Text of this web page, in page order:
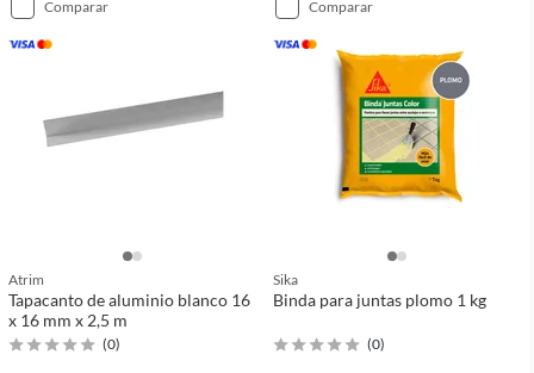
comparar
Atrim
Tapacanto de aluminio blanco 16
x 16 mm x 2,5 m
(0)
comparar
Sika
Binda para juntas plomo 1 kg
(0)